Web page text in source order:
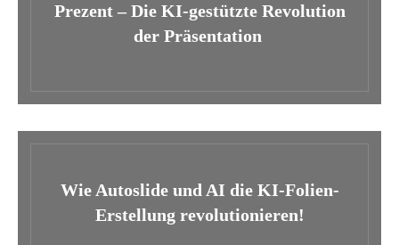
Prezent – Die KI-gestützte Revolution
der Präsentation
Wie Autoslide und AI die KI-Folien-
Erstellung revolutionieren!